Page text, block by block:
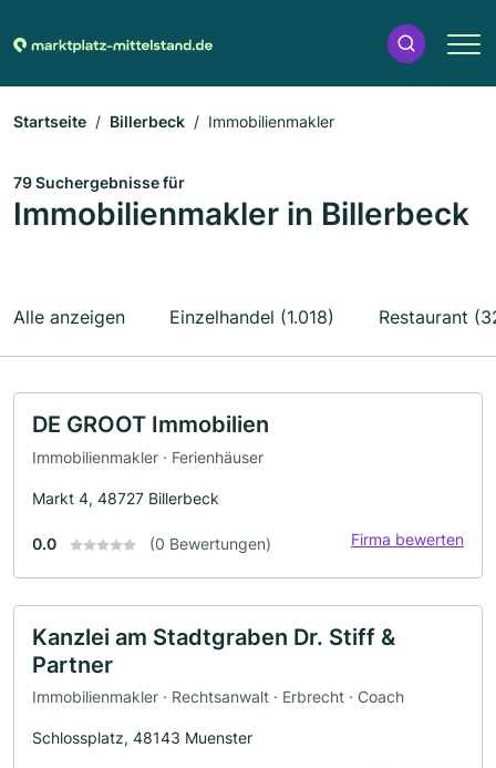
Startseite Billerbeck Immobilienmakler
79 Suchergebnisse für
Immobilienmakler in Billerbeck
Alle anzeigen Einzelhandel (1.018) Restaurant
DE GROOT Immobilien
Immobilienmakler · Ferienhäuser
Markt 4, 48727 Billerbeck
0.0 (0 Bewertungen) Firma bewerten
Kanzlei am Stadtgraben Dr. Stiff &
Partner
Immobilienmakler · Rechtsanwalt · Erbrecht · Coach
Schlossplatz, 48143 Muenster